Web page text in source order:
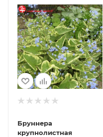
Бруннера
крупнолистная